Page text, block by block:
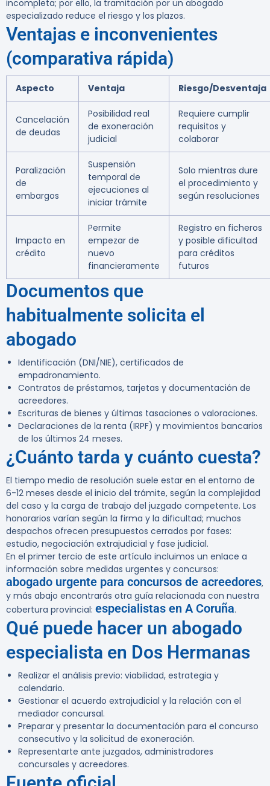
incompleta; por ello, la tramitación por un abogado
especializado reduce el riesgo y los plazos.
Ventajas e inconvenientes
(comparativa rápida)
Aspecto Ventaja Riesgo/Desventaja
Cancelación
de deudas
Posibilidad real
de exoneración
judicial
Requiere cumplir
requisitos y
colaborar
Paralización
de
embargos
Suspensión
temporal de
ejecuciones al
iniciar trámite
Solo mientras dure
el procedimiento y
según resoluciones
Impacto en
crédito
Permite
empezar de
nuevo
financieramente
Registro en ficheros
y posible dificultad
para créditos
futuros
Documentos que
habitualmente solicita el
abogado
Identificación (DNI/NIE), certificados de
empadronamiento.
Contratos de préstamos, tarjetas y documentación de
acreedores.
Escrituras de bienes y últimas tasaciones o valoraciones.
Declaraciones de la renta (IRPF) y movimientos bancarios
de los últimos 24 meses.
¿Cuánto tarda y cuánto cuesta?
El tiempo medio de resolución suele estar en el entorno de
6-12 meses desde el inicio del trámite, según la complejidad
del caso y la carga de trabajo del juzgado competente. Los
honorarios varían según la firma y la dificultad; muchos
despachos ofrecen presupuestos cerrados por fases:
estudio, negociación extrajudicial y fase judicial.
En el primer tercio de este artículo incluimos un enlace a
información sobre medidas urgentes y concursos:
abogado urgente para concursos de acreedores,
y más abajo encontrarás otra guía relacionada con nuestra
cobertura provincial: especialistas en A Coruña.
Qué puede hacer un abogado
especialista en Dos Hermanas
Realizar el análisis previo: viabilidad, estrategia y
calendario.
Gestionar el acuerdo extrajudicial y la relación con el
mediador concursal.
Preparar y presentar la documentación para el concurso
consecutivo y la solicitud de exoneración.
Representarte ante juzgados, administradores
concursales y acreedores.